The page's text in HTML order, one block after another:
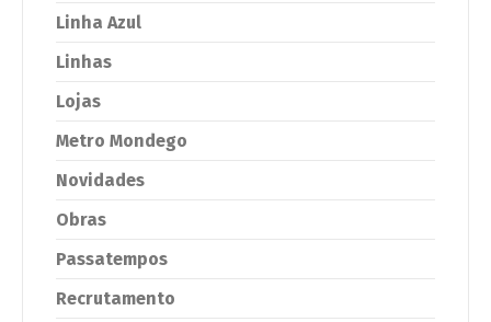
Linha Azul
Linhas
Lojas
Metro Mondego
Novidades
Obras
Passatempos
Recrutamento